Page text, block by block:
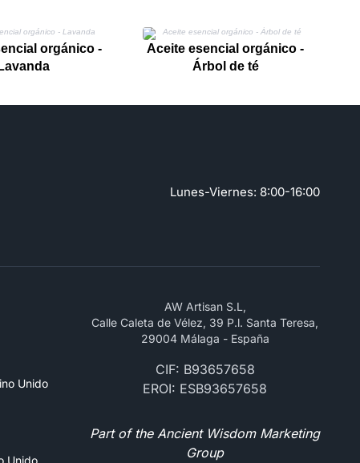
orgánico -
Lavanda
Aceite esencial orgánico -
Árbol de té
Lunes-Viernes: 8:00-16:00
Unido
Unido
AW Artisan S.L,
Calle Caleta de Vélez, 39 P.l. Santa Teresa,
29004 Málaga - España
CIF: B93657658
EROI: ESB93657658
Part of the Ancient Wisdom Marketing
Group